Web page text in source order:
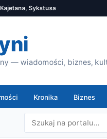
Kajetana, Sykstusa
— wiadomości, biznes,
Kronika Biznes